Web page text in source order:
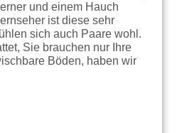
und einem Hauch
ist diese sehr
sich auch Paare wohl.
Sie brauchen nur Ihre
Böden, haben wir